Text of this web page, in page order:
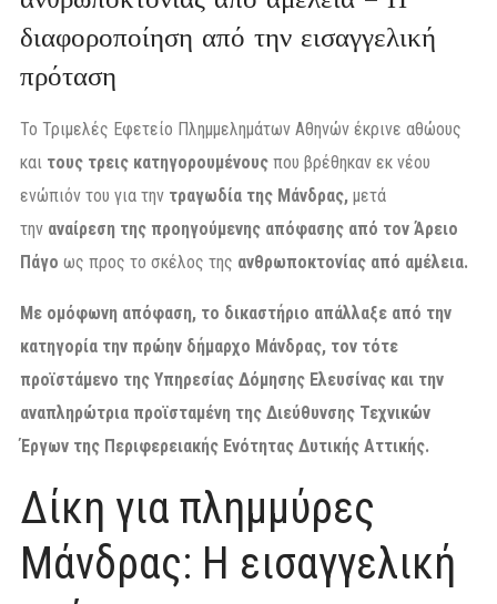
διαφοροποίηση από την εισαγγελική
πρόταση
Το Τριμελές Εφετείο Πλημμελημάτων Αθηνών έκρινε αθώους
και τους τρεις κατηγορουμένους που βρέθηκαν εκ νέου
ενώπιόν του για την τραγωδία της Μάνδρας, μετά
την αναίρεση της προηγούμενης απόφασης από τον Άρειο
Πάγο ως προς το σκέλος της ανθρωποκτονίας από αμέλεια.
Με ομόφωνη απόφαση, το δικαστήριο απάλλαξε από την
κατηγορία την πρώην δήμαρχο Μάνδρας, τον τότε
προϊστάμενο της Υπηρεσίας Δόμησης Ελευσίνας και την
αναπληρώτρια προϊσταμένη της Διεύθυνσης Τεχνικών
Έργων της Περιφερειακής Ενότητας Δυτικής Αττικής.
Δίκη για πλημμύρες
Μάνδρας: Η εισαγγελική